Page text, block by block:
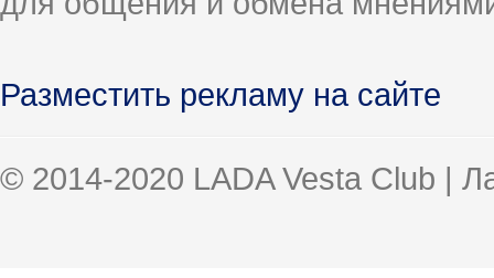
Разместить рекламу на сайте
© 2014-2020 LADA Vesta Club |